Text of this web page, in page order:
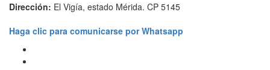
Dirección: El Vigía, estado Mérida. CP 5145
Haga clic para comunicarse por Whatsapp